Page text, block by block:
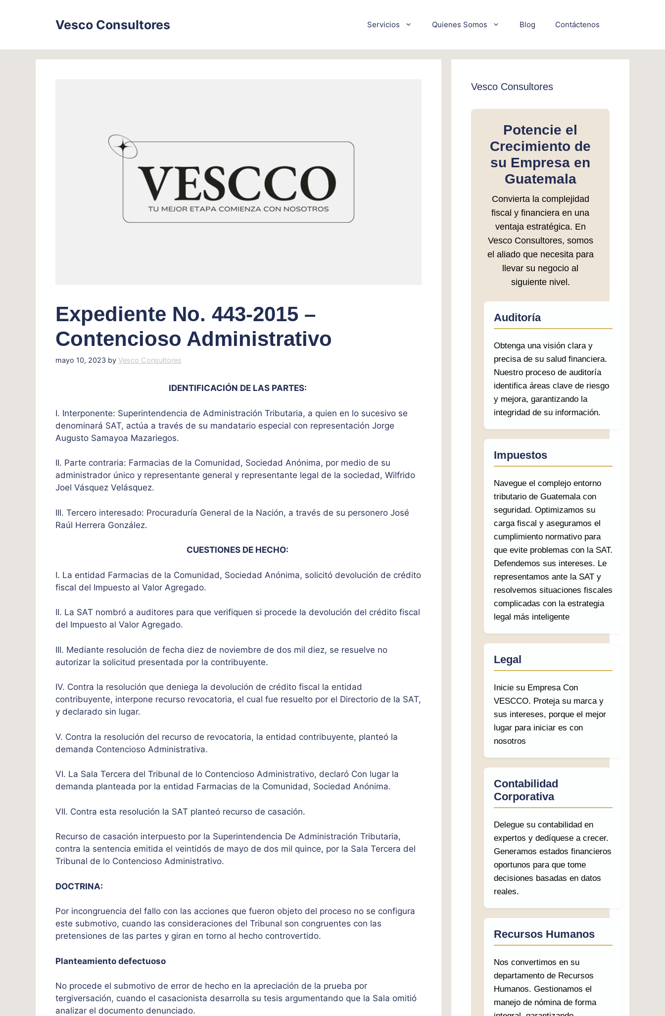
Vesco Consultores Servicios Quienes Somos Blog Contáctenos
Expediente No. 443-2015 –
Contencioso Administrativo
mayo 10, 2023 by Vesco Consultores
IDENTIFICACIÓN DE LAS PARTES:
I. Interponente: Superintendencia de Administración Tributaria, a quien en lo sucesivo se
denominará SAT, actúa a través de su mandatario especial con representación Jorge
Augusto Samayoa Mazariegos.
II. Parte contraria: Farmacias de la Comunidad, Sociedad Anónima, por medio de su
administrador único y representante general y representante legal de la sociedad, Wilfrido
Joel Vásquez Velásquez.
III. Tercero interesado: Procuraduría General de la Nación, a través de su personero José
Raúl Herrera González.
CUESTIONES DE HECHO:
I. La entidad Farmacias de la Comunidad, Sociedad Anónima, solicitó devolución de crédito
fiscal del Impuesto al Valor Agregado.
II. La SAT nombró a auditores para que verifiquen si procede la devolución del crédito fiscal
del Impuesto al Valor Agregado.
III. Mediante resolución de fecha diez de noviembre de dos mil diez, se resuelve no
autorizar la solicitud presentada por la contribuyente.
IV. Contra la resolución que deniega la devolución de crédito fiscal la entidad
contribuyente, interpone recurso revocatoria, el cual fue resuelto por el Directorio de la SAT,
y declarado sin lugar.
V. Contra la resolución del recurso de revocatoria, la entidad contribuyente, planteó la
demanda Contencioso Administrativa.
VI. La Sala Tercera del Tribunal de lo Contencioso Administrativo, declaró Con lugar la
demanda planteada por la entidad Farmacias de la Comunidad, Sociedad Anónima.
VII. Contra esta resolución la SAT planteó recurso de casación.
Recurso de casación interpuesto por la Superintendencia De Administración Tributaria,
contra la sentencia emitida el veintidós de mayo de dos mil quince, por la Sala Tercera del
Tribunal de lo Contencioso Administrativo.
DOCTRINA:
Por incongruencia del fallo con las acciones que fueron objeto del proceso no se configura
este submotivo, cuando las consideraciones del Tribunal son congruentes con las
pretensiones de las partes y giran en torno al hecho controvertido.
Planteamiento defectuoso
No procede el submotivo de error de hecho en la apreciación de la prueba por
tergiversación, cuando el casacionista desarrolla su tesis argumentando que la Sala omitió
analizar el documento denunciado.
Vesco Consultores
Potencie el
Crecimiento de
su Empresa en
Guatemala
Convierta la complejidad
fiscal y financiera en una
ventaja estratégica. En
Vesco Consultores, somos
el aliado que necesita para
llevar su negocio al
siguiente nivel.
Auditoría
Obtenga una visión clara y
precisa de su salud financiera.
Nuestro proceso de auditoría
identifica áreas clave de riesgo
y mejora, garantizando la
integridad de su información.
Impuestos
Navegue el complejo entorno
tributario de Guatemala con
seguridad. Optimizamos su
carga fiscal y aseguramos el
cumplimiento normativo para
que evite problemas con la SAT.
Defendemos sus intereses. Le
representamos ante la SAT y
resolvemos situaciones fiscales
complicadas con la estrategia
legal más inteligente
Legal
Inicie su Empresa Con
VESCCO. Proteja su marca y
sus intereses, porque el mejor
lugar para iniciar es con
nosotros
Contabilidad
Corporativa
Delegue su contabilidad en
expertos y dedíquese a crecer.
Generamos estados financieros
oportunos para que tome
decisiones basadas en datos
reales.
Recursos Humanos
Nos convertimos en su
departamento de Recursos
Humanos. Gestionamos el
manejo de nómina de forma